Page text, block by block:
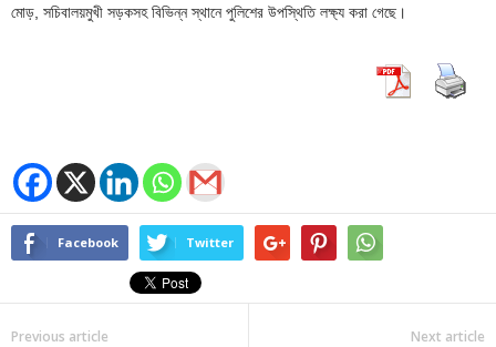
মোড়, সচিবালয়মুখী সড়কসহ বিভিন্ন স্থানে পুলিশের উপস্থিতি লক্ষ্য করা গেছে।
Facebook Twitter
Previous article Next article